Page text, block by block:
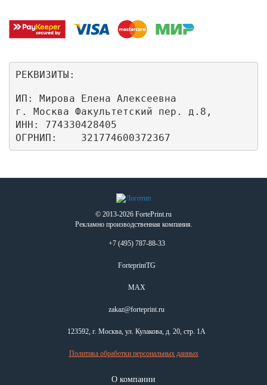
РЕКВИЗИТЫ:
ИП: Мирова Елена Алексеевна
г. Москва Факультетский пер. д.8,
ИНН: 774330428405
ОГРНИП:    321774600372367
© 2013-2026 FortePrint.ru
Рекламно производственная компания.
+7 (495) 787-88-33
ForteprintTG
MAX
zakaz@forteprint.ru
123592, г. Москва, ул. Кулакова, д. 20, стр. 1А
Политика обработки персональных данных
О компании